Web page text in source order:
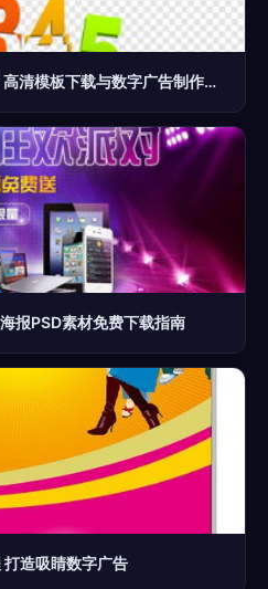
数字分类标签素材集合图片 高清模板下载与数字广告制作大全
报PSD素材免费下载指南
造吸睛数字广告